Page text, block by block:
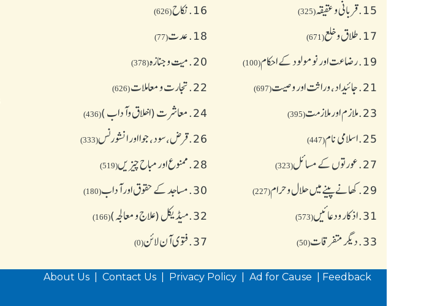
15. قربانی و عقیقہ(325)
16. نکاح(626)
17. طلاق و خلع(671)
18. عدت(77)
19. رضاعت اور نومولود کے احکام(100)
20. میت و جنازہ(378)
21. جائیداد، وراثت اور وصیت(697)
22. تجارت و معاملات(626)
23. ملازم اور ملازمت(395)
24. معاشرت (اخلاق وآداب )(436)
25. اسلامی نام(447)
26. قرض،سود، جوا اور انشورنس(333)
27. عورتوں کے مسائل(323)
28. ممنوع اور مباح چیز یں(519)
29. کھانے پینے میں حلال و حرام(227)
30. مساجد کے حقوق اور آداب(180)
31. اذکار ودعائیں(573)
32. میڈیکل (علاج و معالجہ)(166)
33. دیگر متفرقات(50)
37. فتوی آن لائن(0)
About Us Contact Us Privacy Policy Ad for Cause Feedback